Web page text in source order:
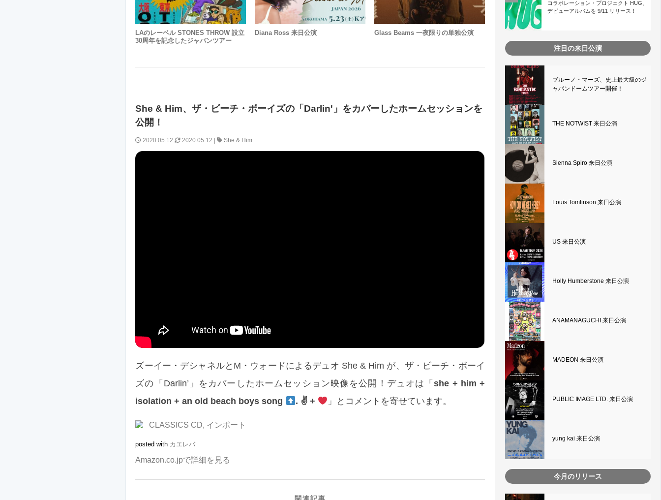
LAのレーベル STONES THROW 設立
30周年を記念したジャパンツアー
Diana Ross 来日公演 Glass Beams 一夜限りの単独公演
She & Him、ザ・ビーチ・ボーイズの「Darlin'」をカバーしたホームセッションを
公開！
2020.05.12 2020.05.12 | She & Him
ズーイー・デシャネルとM・ウォードによるデュオ She & Him が、ザ・ビーチ・ボーイ
ズの「Darlin’」をカバーしたホームセッション映像を公開！デュオは「she + him +
isolation + an old beach boys song
. ✌+ 」とコメントを寄せています。
CLASSICS CD, インポート
posted with カエレバ
Amazon.co.jpで詳細を見る
コラボレーション・プロジェクト HUG、
デビューアルバムを 9/11 リリース！
注目の来日公演
ブルーノ・マーズ、史上最大級のジ
ャパンドームツアー開催！
THE NOTWIST 来日公演
Sienna Spiro 来日公演
Louis Tomlinson 来日公演
US 来日公演
Holly Humberstone 来日公演
ANAMANAGUCHI 来日公演
MADEON 来日公演
PUBLIC IMAGE LTD. 来日公演
yung kai 来日公演
今月のリリース